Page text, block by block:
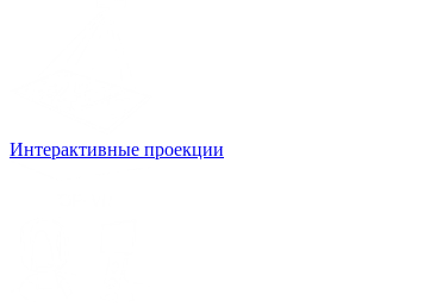
Интерактивные проекции